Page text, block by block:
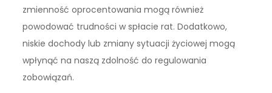
zmienność oprocentowania mogą również
powodować trudności w spłacie rat. Dodatkowo,
niskie dochody lub zmiany sytuacji życiowej mogą
wpłynąć na naszą zdolność do regulowania
zobowiązań.